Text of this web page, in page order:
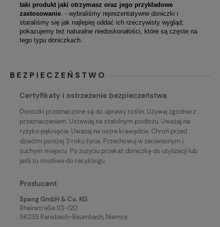
taki produkt jaki otrzymasz oraz jego przykładowe
zastosowanie . - wybraliśmy reprezentatywne doniczki i
staraliśmy się jak najlepiej oddać ich rzeczywisty wygląd;
pokazujemy też naturalne niedoskonałości, które są częste na
tego typu doniczkach.
BEZPIECZEŃSTWO
Certyfikaty i ostrzeżenie bezpieczeństwa
Doniczki przeznaczone są do uprawy roślin. Używaj zgodnie z
przeznaczeniem. Ustawiaj na stabilnym podłożu. Uważaj na
ryzyko pęknięcia. Uważaj na ostre krawędzie. Chroń przed
dziećmi poniżej 3 roku życia. Przechowuj w zacienionym i
suchym miejscu. Po zużyciu przekaż doniczkę do utylizacji lub
jeśli to możliwe do recyklingu.
Producent
Spang GmbH & Co. KG
Rheinstraße 113-120
56235 Ransbach-Baumbach, Niemcy